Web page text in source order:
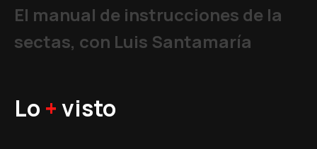
El manual de instrucciones de la
sectas, con Luis Santamaría
Lo +visto